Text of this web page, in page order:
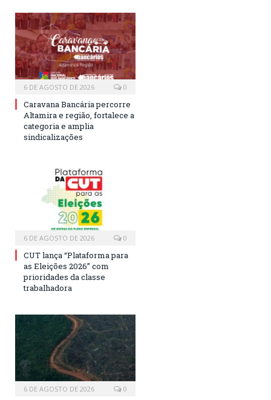
6 DE AGOSTO DE 2026 0
Caravana Bancária percorre
Altamira e região, fortalece a
categoria e amplia
sindicalizações
6 DE AGOSTO DE 2026 0
CUT lança “Plataforma para
as Eleições 2026” com
prioridades da classe
trabalhadora
6 DE AGOSTO DE 2026 0